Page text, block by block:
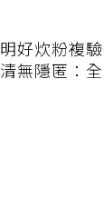
明好炊粉複
清無隱匿：